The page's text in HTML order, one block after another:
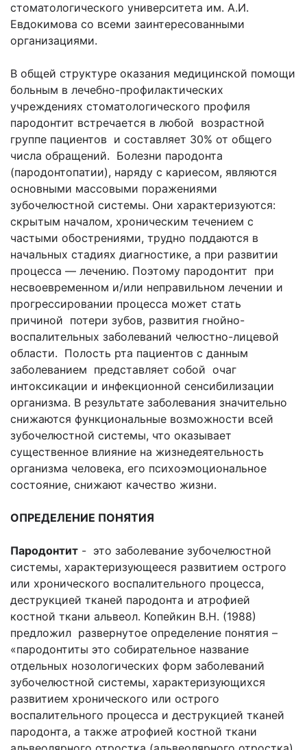
стоматологического университета им. А.И.
Евдокимова со всеми заин­тересованными
организациями.
В общей структуре оказания медицинской помощи
больным в лечебно-профилактических
учреждениях стоматологического профиля
пародонтит встречается в любой возрастной
группе пациентов и составляет 30% от общего
числа обращений. Болезни пародонта
(пародонтопатии), наряду с кариесом, являются
основными массовыми поражениями
зубочелюстной системы. Они характеризуются:
скрытым началом, хроническим течением с
частыми обострениями, трудно поддаются в
начальных стадиях диагностике, а при развитии
процесса — лечению. Поэтому пародонтит при
несвоевременном и/или неправильном лечении и
прогрессировании процесса может стать
причиной потери зубов, развития гнойно-
воспалительных заболеваний челюстно-лицевой
области. Полость рта пациентов с данным
заболеванием представляет собой очаг
интоксикации и инфекционной сенсибилизации
организма. В результате заболевания значительно
снижаются функциональные возможности всей
зубочелюстной системы, что оказывает
существенное влияние на жизнедеятельность
организма человека, его психоэмоциональное
состояние, снижают качество жизни.
ОПРЕДЕЛЕНИЕ ПОНЯТИЯ
Пародонтит - это заболевание зубочелюстной
системы, характеризующееся развитием острого
или хронического воспалительного процесса,
деструкцией тканей пародонта и атрофией
костной ткани альвеол. Копейкин В.Н. (1988)
предложил развернутое определение понятия –
«пародонтиты это собирательное название
отдельных нозологических форм заболеваний
зубочелюстной системы, характеризующихся
развитием хронического или острого
воспалительного процесса и деструкцией тканей
пародонта, а также атрофией костной ткани